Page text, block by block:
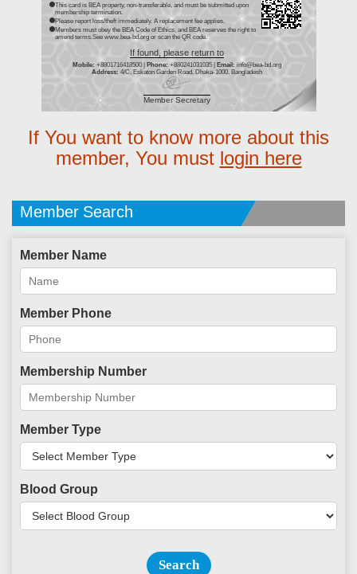
This card is BEA property, non-transferable, and must be submitted upon
membership termination.
Please report loss/theft immediately. A replacement fee applies.
Members must obey the BEA Code of Ethics, and BEA reserves the right to
amend terms.See www.bea-bd.org or scan the QR code.
If found, please return to
Mobile: +8801716418500 | Phone: +880241031035 | Email: info@bea-bd.org
Address: 4/C, Eskaton Garden Road, Dhaka-1000, Bangladesh
Member Secretary
If You want to know more about this
member, You must login here
Member Search
Member Name
Member Phone
Membership Number
Member Type
Blood Group
Search